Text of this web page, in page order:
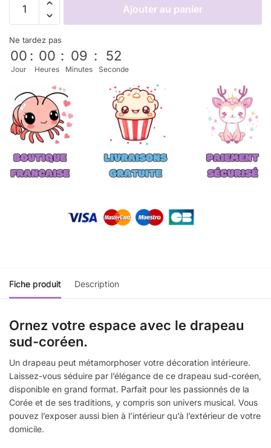
Ajouter au panier
Ne tardez pas
00
Jour
: 00
Heures
: 09
Minutes
: 52
Seconde
Fiche produit Description
Ornez votre espace avec le drapeau
sud-coréen.
Un drapeau peut métamorphoser votre décoration intérieure.
Laissez-vous séduire par l’élégance de ce drapeau sud-coréen,
disponible en grand format. Parfait pour les passionnés de la
Corée et de ses traditions, y compris son univers musical. Vous
pouvez l’exposer aussi bien à l’intérieur qu’à l’extérieur de votre
domicile.